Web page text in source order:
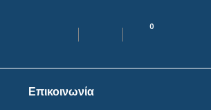
0
Επικοινωνία